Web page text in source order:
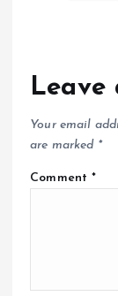
Leave
Your email
are marked *
Comment*